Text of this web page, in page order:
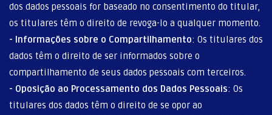
dos dados pessoais for baseado no consentimento do titular,
os titulares têm o direito de revoga-lo a qualquer momento.
- Informações sobre o Compartilhamento: Os titulares dos
dados têm o direito de ser informados sobre o
compartilhamento de seus dados pessoais com terceiros.
- Oposição ao Processamento dos Dados Pessoais: Os
titulares dos dados têm o direito de se opor ao